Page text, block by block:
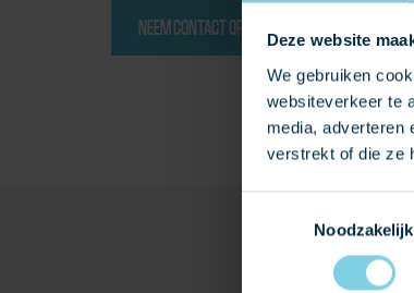
Deze website
We gebruiken
websiteverkeer te
media, adverteren
verstrekt of die ze
Noodzakelijk
NEEM CONTACT OP